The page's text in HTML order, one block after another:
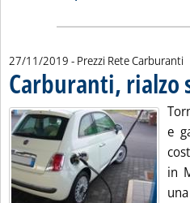
27/11/2019 - Prezzi Rete Carburanti
Carburanti, rialzo
e
in